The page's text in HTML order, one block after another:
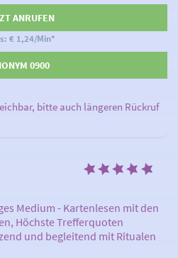
ANRUFEN
€ 1,24/Min*
0900
bitte auch längeren Rückruf
Medium - Kartenlesen mit den
Höchste Trefferquoten
und begleitend mit Ritualen